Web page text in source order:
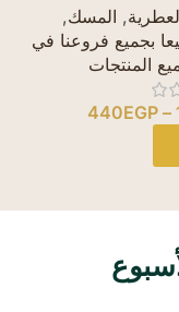
, المسك,
بجميع فروعنا في
المنتجات
–
440EGP